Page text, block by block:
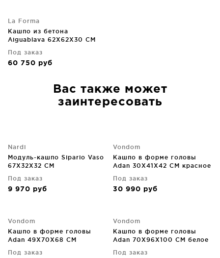
La Forma
Кашпо из бетона
Aiguablava 62X62X30 CM
Под заказ
60 750 руб
Вас также может
заинтересовать
Nardi
Модуль-кашпо Sipario Vaso
67X32X32 CM
Под заказ
9 970 руб
Vondom
Кашпо в форме головы
Adan 30X41X42 CM красное
Под заказ
30 990 руб
Vondom
Кашпо в форме головы
Adan 49X70X68 CM
Под заказ
Vondom
Кашпо в форме головы
Adan 70X96X100 CM белое
Под заказ